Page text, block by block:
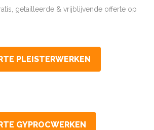
getailleerde & vrijblijvende offerte op
PLEISTERWERKEN
GYPROCWERKEN